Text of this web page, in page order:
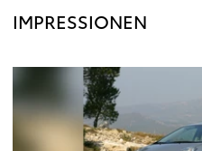
IMPRESSIONEN